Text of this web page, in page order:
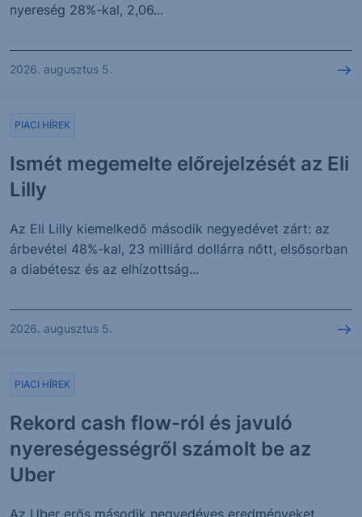
nyereség 28%-kal, 2,06...
2026. augusztus 5.
Ismét megemelte előrejelzését az Eli
Lilly
PIACI HÍREK
Az Eli Lilly kiemelkedő második negyedévet zárt: az
árbevétel 48%-kal, 23 milliárd dollárra nőtt, elsősorban
a diabétesz és az elhízottság...
2026. augusztus 5.
Rekord cash flow-ról és javuló
nyereségességről számolt be az
Uber
PIACI HÍREK
Az Uber erős második negyedéves eredményeket